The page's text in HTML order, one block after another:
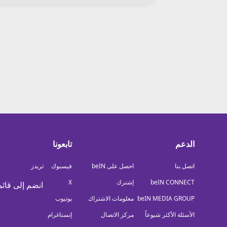
الدعم
اتصل بنا
beIN CONNECT
beIN MEDIA GROUP
الأسئلة الأكثر شيوعاً
احصل على beIN
إشترك
معلومات الاشتراك
مركز الاتصال
تابعونا
فيسبوك
X
يوتيوب
إنستاغرام
ثريدز
انضم إلى